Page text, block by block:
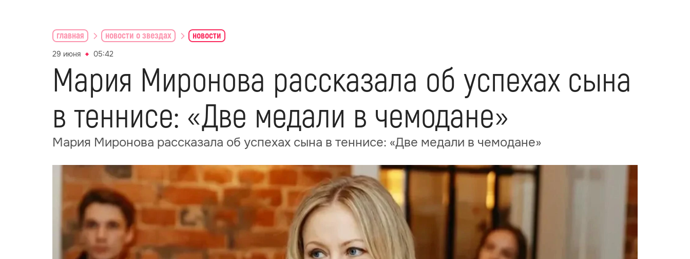
главная новости о звездах новости
29 июня 05:42
Мария Миронова рассказала об успехах сына
в теннисе: «Две медали в чемодане»
Мария Миронова рассказала об успехах сына в теннисе: «Две медали в чемодане»